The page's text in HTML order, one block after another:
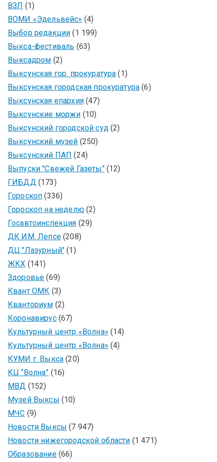
ВЗЛ (1)
ВОМИ «Эдельвейс» (4)
Выбор редакции (1 199)
Выкса-фестиваль (63)
Выксадром (2)
Выксунская гор. прокуратура (1)
Выксунская городская прокуратура (6)
Выксунская епархия(47)
Выксунские моржи (10)
Выксунский городской суд (2)
Выксунский музей (250)
Выксунский ПАП (24)
Выпуски "Свежей Газеты"(12)
ГИБДД (173)
Гороскоп (336)
Гороскоп на неделю(2)
Госавтоинспекция (29)
ДК ИМ. Лепсе(208)
ДЦ "Лазурный" (1)
ЖКХ (141)
Здоровье (69)
Квант ОМК (3)
Кванториум (2)
Коронавирус(67)
Культурный центр «Волна» (14)
Культурный центр «Волна» (4)
КУМИ г. Выкса (20)
КЦ “Волна” (16)
МВД (152)
Музей Выксы (10)
МЧС (9)
Новости Выксы (7 947)
Новости нижегородской области (1 471)
Образование(66)